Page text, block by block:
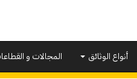
أنواع الوثائق المجالات و